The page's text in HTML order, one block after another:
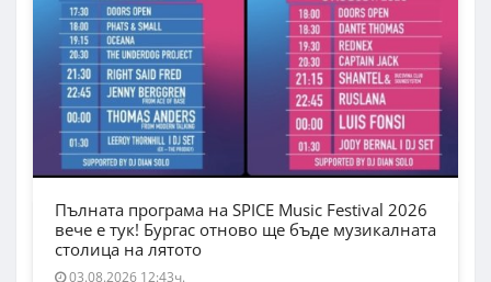
Пълната програма на SPICE Music Festival 2026
вече е тук! Бургас отново ще бъде музикалната
столица на лятото
03.08.2026 12:43ч.